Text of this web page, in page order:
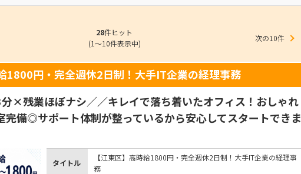
28件ヒット
(1～10件表示中)
次の10件
1800円・完全週休2日制！大手IT企業の経理事務
×残業ほぼナシ／／キレイで落ち着いたオフィス！おしゃれ
完備◎サポート体制が整っているから安心してスタートできま
タイトル
【江東区】高時給1800円・完全週休2日制！大手IT企業の経理事
務